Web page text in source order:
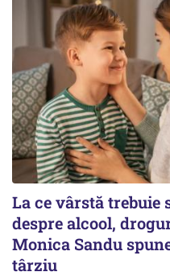
La ce vârstă trebuie
despre alcool,
Monica Sandu
târziu